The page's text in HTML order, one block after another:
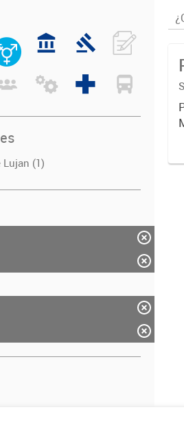
(1)